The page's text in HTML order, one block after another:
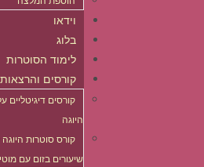
וידאו
בלוג
לימוד הסוטרות
קורסים והרצאות
קורסים דיגיטליים
היוגה
שיעורים בזום עם